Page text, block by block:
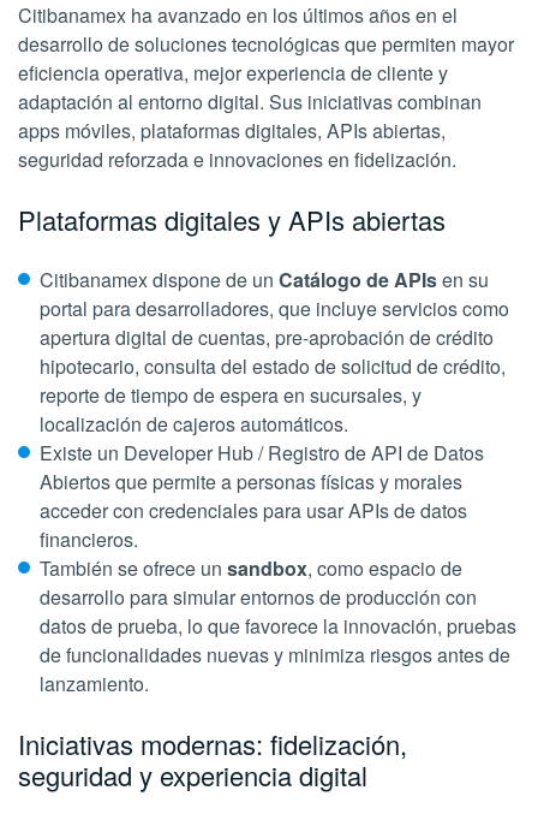
Citibanamex ha avanzado en los últimos años en el
desarrollo de soluciones tecnológicas que permiten mayor
eficiencia operativa, mejor experiencia de cliente y
adaptación al entorno digital. Sus iniciativas combinan
apps móviles, plataformas digitales, APIs abiertas,
seguridad reforzada e innovaciones en fidelización.
Plataformas digitales y APIs abiertas
Citibanamex dispone de un Catálogo de APIsen su
portal para desarrolladores, que incluye servicios como
apertura digital de cuentas, pre-aprobación de crédito
hipotecario, consulta del estado de solicitud de crédito,
reporte de tiempo de espera en sucursales, y
localización de cajeros automáticos.
Existe un Developer Hub / Registro de API de Datos
Abiertosque permite a personas físicas y morales
acceder con credenciales para usar APIs de datos
financieros.
También se ofrece un sandbox, como espacio de
desarrollo para simular entornos de producción con
datos de prueba, lo que favorece la innovación, pruebas
de funcionalidades nuevas y minimiza riesgos antes de
lanzamiento.
Iniciativas modernas: fidelización,
seguridad y experiencia digital